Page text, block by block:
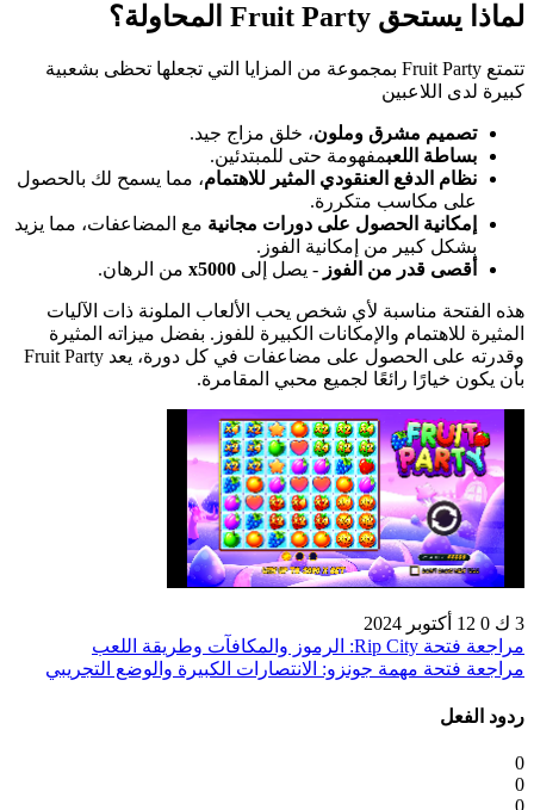
لماذا يستحق Fruit Party المحاولة؟
تتمتع Fruit Party بمجموعة من المزايا التي تجعلها تحظى بشعبية
كبيرة لدى اللاعبين
تصميم مشرق وملون، خلق مزاج جيد.
بساطة اللعبمفهومة حتى للمبتدئين.
نظام الدفع العنقودي المثير للاهتمام، مما يسمح لك بالحصول
على مكاسب متكررة.
إمكانية الحصول على دورات مجانية مع المضاعفات، مما يزيد
بشكل كبير من إمكانية الفوز.
أقصى قدر من الفوز - يصل إلى x5000 من الرهان.
هذه الفتحة مناسبة لأي شخص يحب الألعاب الملونة ذات الآليات
المثيرة للاهتمام والإمكانات الكبيرة للفوز. بفضل ميزاته المثيرة
وقدرته على الحصول على مضاعفات في كل دورة، يعد Fruit Party
بأن يكون خيارًا رائعًا لجميع محبي المقامرة.
3 ك 0 12 أكتوبر 2024
مراجعة فتحة Rip City: الرموز والمكافآت وطريقة اللعب
مراجعة فتحة مهمة جونزو: الانتصارات الكبيرة والوضع التجريبي
ردود الفعل
0
0